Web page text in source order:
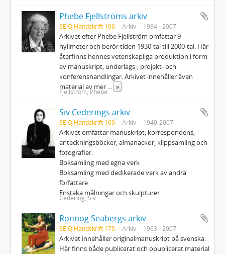
Phebe Fjellströms arkiv
SE Q Handskrift 106 Arkiv 1934 - 2007
Arkivet efter Phebe Fjellström omfattar 9
hyllmeter och berör tiden 1930‐tal till 2000‐tal. Här
återfinns hennes vetenskapliga produktion i form
av manuskript, underlags‐, projekt‐ och
konferenshandlingar. Arkivet innehåller även
material av mer
»
Fjellström, Phebe
Siv Cederings arkiv
SE Q Handskrift 169 Arkiv 1940-2007
Arkivet omfattar manuskript, korrespondens,
anteckningsböcker, almanackor, klippsamling och
fotografier.
Boksamling med egna verk
Boksamling med dedikerade verk av andra
författare
Enstaka målningar och skulpturer
Cedering, Siv
Rönnog Seabergs arkiv
SE Q Handskrift 175 Arkiv 1963 - 2007
Arkivet innehåller originalmanuskript på svenska.
Här finns både publicerat och opublicerat material